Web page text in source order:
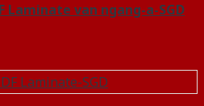
Laminate van ngang-a-SGD